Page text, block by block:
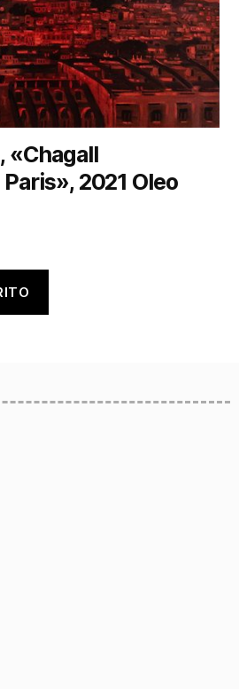
«Chagall
2021 Oleo